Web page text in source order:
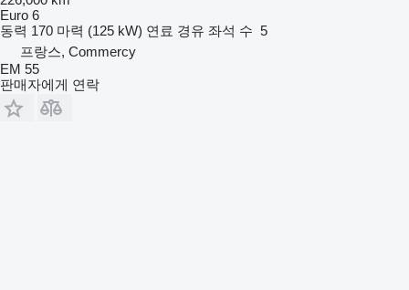
Euro 6
동력 170 마력 (125 kW) 연료 경유 좌석 수 5
프랑스, Commercy
EM 55
판매자에게 연락